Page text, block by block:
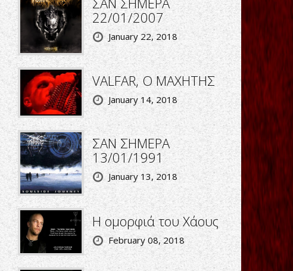
22/01/2007
January 22, 2018
VALFAR, Ο ΜΑΧΗΤΗΣ
January 14, 2018
ΣΑΝ ΣΗΜΕΡΑ
13/01/1991
January 13, 2018
Η ομορφιά του Χάους
February 08, 2018